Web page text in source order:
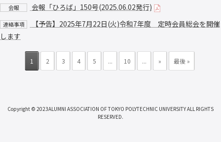
会報 会報「ひろば」150号(2025.06.02発行)
連絡事項
【予告】2025年7月22日(火)令和7年度 定時会員総会を開催
します
1 2 3 4 5 ... 10 ... » 最後 »
Copyright © 2023ALUMNI ASSOCIATION OF TOKYO POLYTECHNIC UNIVERSITY ALL RIGHTS
RESERVED.